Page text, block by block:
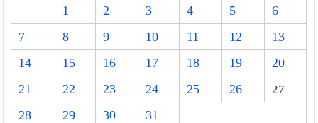
1
2 3 4 5
6
7
8 9 10 11 12
13
14
15 16 17 18 19
20
21
22 23 24 25 26
27
28
29 30 31